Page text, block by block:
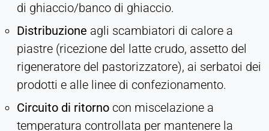
di ghiaccio/banco di ghiaccio.
Distribuzione agli scambiatori di calore a
piastre (ricezione del latte crudo, assetto del
rigeneratore del pastorizzatore), ai serbatoi dei
prodotti e alle linee di confezionamento.
Circuito di ritorno con miscelazione a
temperatura controllata per mantenere la